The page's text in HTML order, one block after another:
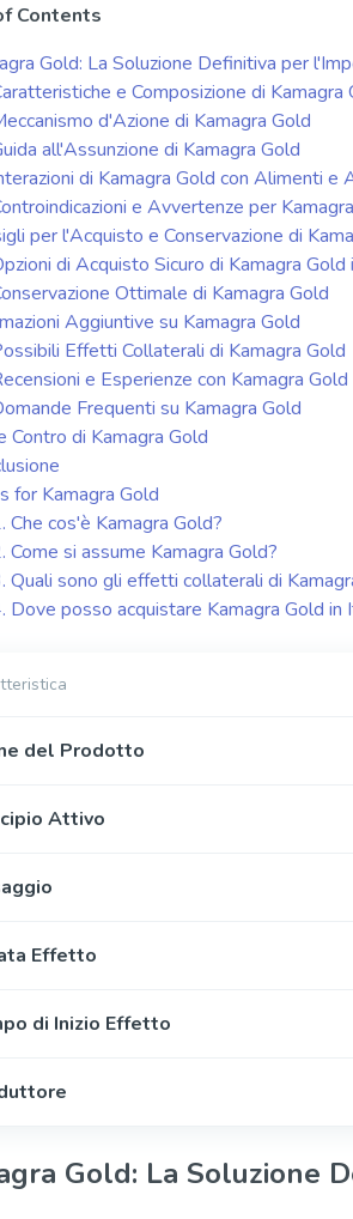
Contents
Gold: La Soluzione Definitiva per
e Composizione di Kamagra
d'Azione di Kamagra Gold
all'Assunzione di Kamagra Gold
di Kamagra Gold con Alimenti e
e Avvertenze per
per l'Acquisto e Conservazione di
di Acquisto Sicuro di Kamagra Gold
Ottimale di Kamagra Gold
Aggiuntive su Kamagra Gold
Effetti Collaterali di Kamagra Gold
e Esperienze con Kamagra Gold
Frequenti su Kamagra Gold
Contro di Kamagra Gold
for Kamagra Gold
Che cos'è Kamagra Gold?
Come si assume Kamagra Gold?
Quali sono gli effetti collaterali di
Dove posso acquistare Kamagra Gold in
del Prodotto
Attivo
Effetto
di Inizio Effetto
Gold: La Soluzione